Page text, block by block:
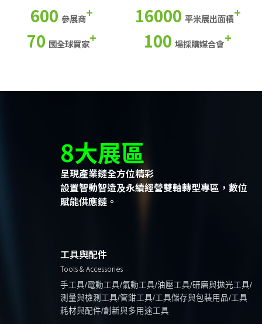
600 參展商+ 16000 平米展出面積+
70 國全球買家+ 100 場採購媒合會+
8大展區
呈現產業鏈全方位精彩
設置智動智造及永續經營雙軸轉型專區，數位
賦能供應鏈。
工具與配件
Tools & Accessories
手工具/電動工具/氣動工具/油壓工具/研磨與拋光工具/
測量與檢測工具/管鉗工具/工具儲存與包裝用品/工具
耗材與配件/創新與多用途工具